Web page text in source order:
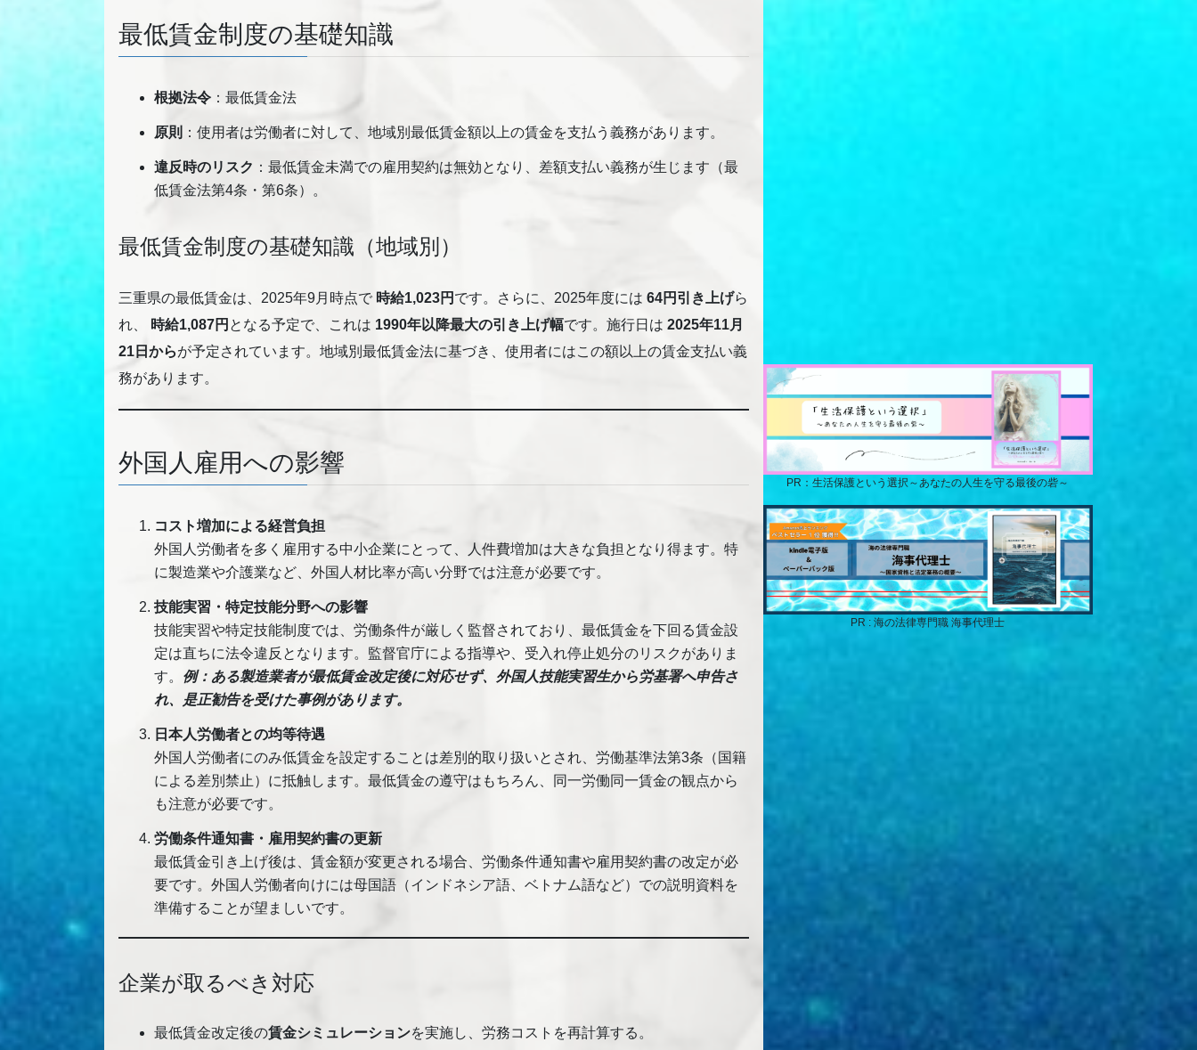
最低賃金制度の基礎知識
根拠法令 ：最低賃金法
原則 ：使用者は労働者に対して、地域別最低賃金額以上の賃金を支払う義務があります。
違反時のリスク ：最低賃金未満での雇用契約は無効となり、差額支払い義務が生じます（最
低賃金法第4条・第6条）。
最低賃金制度の基礎知識（地域別）
三重県の最低賃金は、2025年9月時点で 時給1,023円 です。さらに、2025年度には 64円引き上げら
れ、
時給1,087円 となる予定で、これは 1990年以降最大の引き上げ幅です。施行日は 2025年11月
21日からが予定されています。地域別最低賃金法に基づき、使用者にはこの額以上の賃金支払い義
務があります。
外国人雇用への影響
コスト増加による経営負担
外国人労働者を多く雇用する中小企業にとって、人件費増加は大きな負担となり得ます。特
に製造業や介護業など、外国人材比率が高い分野では注意が必要です。
技能実習・特定技能分野への影響
技能実習や特定技能制度では、労働条件が厳しく監督されており、最低賃金を下回る賃金設
定は直ちに法令違反となります。監督官庁による指導や、受入れ停止処分のリスクがありま
す。 例：ある製造業者が最低賃金改定後に対応せず、外国人技能実習生から労基署へ申告さ
れ、是正勧告を受けた事例があります。
日本人労働者との均等待遇
外国人労働者にのみ低賃金を設定することは差別的取り扱いとされ、労働基準法第3条（国籍
による差別禁止）に抵触します。最低賃金の遵守はもちろん、同一労働同一賃金の観点から
も注意が必要です。
労働条件通知書・雇用契約書の更新
最低賃金引き上げ後は、賃金額が変更される場合、労働条件通知書や雇用契約書の改定が必
要です。外国人労働者向けには母国語（インドネシア語、ベトナム語など）での説明資料を
準備することが望ましいです。
企業が取るべき対応
最低賃金改定後の賃金シミュレーションを実施し、労務コストを再計算する。
PR：生活保護という選択～あなたの人生を守る最後の砦～
PR : 海の法律専門職 海事代理士